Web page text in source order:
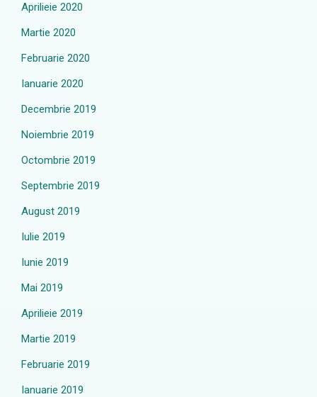
Aprilieie 2020
Martie 2020
Februarie 2020
Ianuarie 2020
Decembrie 2019
Noiembrie 2019
Octombrie 2019
Septembrie 2019
August 2019
Iulie 2019
Iunie 2019
Mai 2019
Aprilieie 2019
Martie 2019
Februarie 2019
Ianuarie 2019